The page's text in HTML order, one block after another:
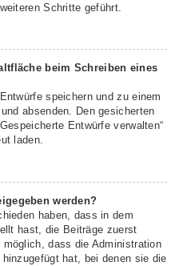
Schritte geführt.
beim Schreiben eines
speichern und zu einem
absenden. Den gesicherten
Entwürfe verwalten“
laden.
werden?
haben, dass in dem
hast, die Beiträge zuerst
dass die Administration
hat, bei denen sie die